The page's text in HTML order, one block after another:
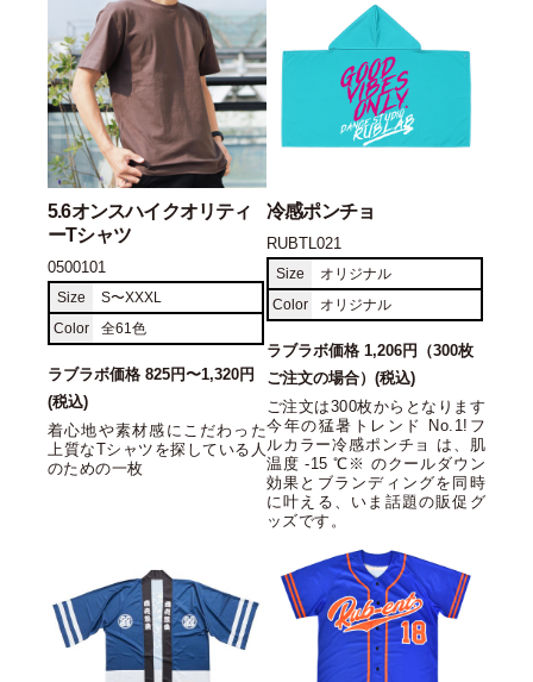
5.6オンスハイクオリティ
ーTシャツ
0500101
Size
S〜XXXL
Color
全61色
ラブラボ価格 825円〜1,320円
(税込)
着心地や素材感にこだわった
上質なTシャツを探している人
のための一枚
冷感ポンチョ
RUBTL021
Size
オリジナル
Color
オリジナル
ラブラボ価格 1,206円（300枚
ご注文の場合）(税込)
ご注文は300枚からとなります
今年の猛暑トレンド No.1!フ
ルカラー冷感ポンチョ は、肌
温度 -15 ℃※ のクールダウン
効果とブランディングを同時
に叶える、いま話題の販促グ
ッズです。